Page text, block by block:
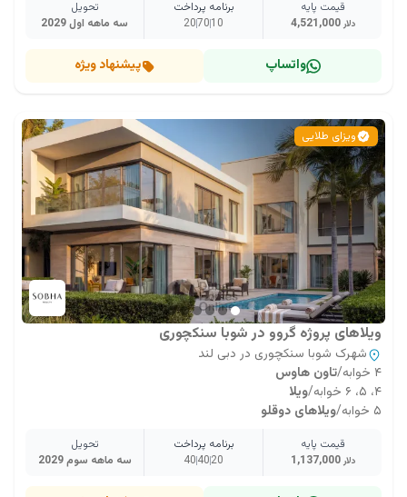
قیمت پایه
4,521,000 دلار
برنامه پرداخت
10
70
20
تحویل
سه ماهه اول 2029
واتساپ پیشنهاد ویژه
ویزای طلایی
ویلاهای پروژه گروو در شوبا سنکچوری
شهرک شوبا سنکچوری در دبی لند
۴ خوابه
/تاون هاوس
۴، ۵، ۶ خوابه
/ویلا
۵ خوابه
/ویلاهای دوقلو
قیمت پایه
1,137,000 دلار
برنامه پرداخت
20
40
40
تحویل
سه ماهه سوم 2029